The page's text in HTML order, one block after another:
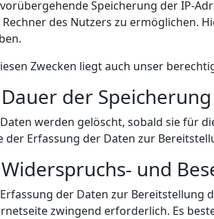
Speicherung der IP-
des Nutzers zu ermöglichen.
Zwecken liegt auch unser
der Speicherung
werden gelöscht, sobald sie für
der Erfassung der Daten zur
und
der Daten zur Bereitstellung
zwingend erforderlich. Es